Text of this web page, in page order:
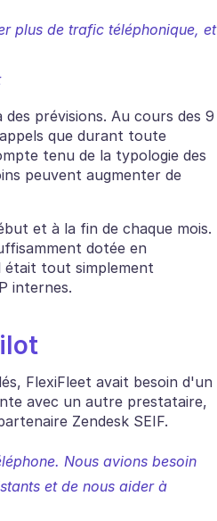
plus de trafic téléphonique, et
prévisions. Au cours des 9
que durant toute
tenu de la typologie des
peuvent augmenter de
et à la fin de chaque mois.
dotée en
était tout simplement
internes.
FlexiFleet avait besoin d'un
avec un autre prestataire,
Zendesk SEIF.
Nous avions besoin
et de nous aider à